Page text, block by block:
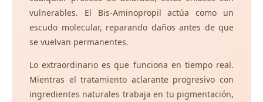
vulnerables. El Bis-Aminopropil actúa como un
escudo molecular, reparando daños antes de que
se vuelvan permanentes.
Lo extraordinario es que funciona en tiempo real.
Mientras el tratamiento aclarante progresivo con
ingredientes naturales trabaja en tu pigmentación,